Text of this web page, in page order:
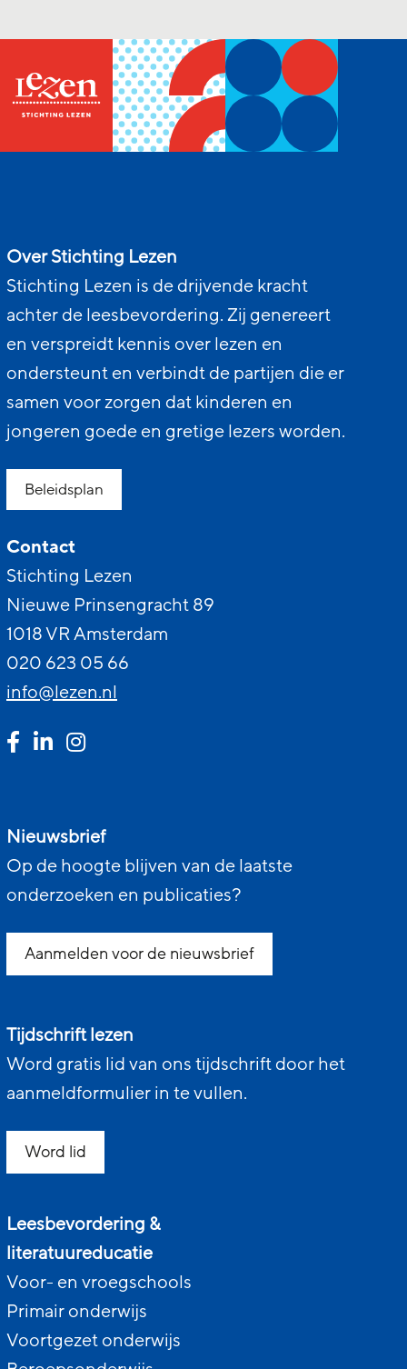
Over Stichting Lezen
Stichting Lezen is de drijvende kracht
achter de leesbevordering. Zij genereert
en verspreidt kennis over lezen en
ondersteunt en verbindt de partijen die er
samen voor zorgen dat kinderen en
jongeren goede en gretige lezers worden.
Beleidsplan
Contact
Stichting Lezen
Nieuwe Prinsengracht 89
1018 VR Amsterdam
020 623 05 66
info@lezen.nl
Nieuwsbrief
Op de hoogte blijven van de laatste
onderzoeken en publicaties?
Aanmelden voor de nieuwsbrief
Tijdschrift lezen
Word gratis lid van ons tijdschrift door het
aanmeldformulier in te vullen.
Word lid
Leesbevordering &
literatuureducatie
Voor- en vroegschools
Primair onderwijs
Voortgezet onderwijs